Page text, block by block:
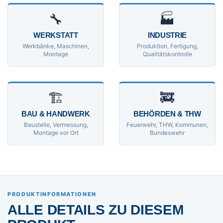
🔧
WERKSTATT
Werkbänke, Maschinen,
Montage
🏭
INDUSTRIE
Produktion, Fertigung,
Qualitätskontrolle
🏗
BAU & HANDWERK
Baustelle, Vermessung,
Montage vor Ort
🚒
BEHÖRDEN & THW
Feuerwehr, THW, Kommunen,
Bundeswehr
PRODUKTINFORMATIONEN
ALLE DETAILS ZU DIESEM